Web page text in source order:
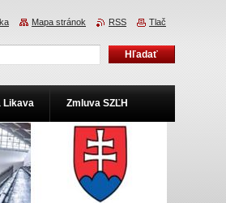
Likava Zmluva SZĽH
Mapa stránok RSS Tlač